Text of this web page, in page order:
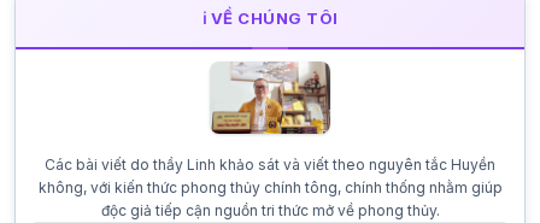
ℹ️ VỀ CHÚNG TÔI
Các bài viết do thầy Linh khảo sát và viết theo nguyên tắc Huyền
không, với kiến thức phong thủy chính tông, chính thống nhằm giúp
độc giả tiếp cận nguồn tri thức mở về phong thủy.